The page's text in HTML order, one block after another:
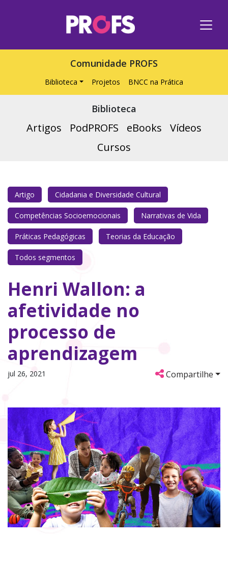
Comunidade PROFS
Biblioteca Projetos BNCC na Prática
Biblioteca
Artigos PodPROFS eBooks
Vídeos
Cursos
Artigo Cidadania e Diversidade Cultural
Competências Socioemocionais Narrativas de Vida
Práticas Pedagógicas Teorias da Educação
Todos segmentos
Henri Wallon: a
afetividade no
processo de
aprendizagem
jul 26, 2021 Compartilhe